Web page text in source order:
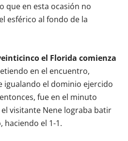
que en esta ocasión no
esférico al fondo de la
el Florida comienza
en el encuentro,
igualando el dominio ejercido
fue en el minuto
visitante Nene lograba batir
haciendo el 1-1.